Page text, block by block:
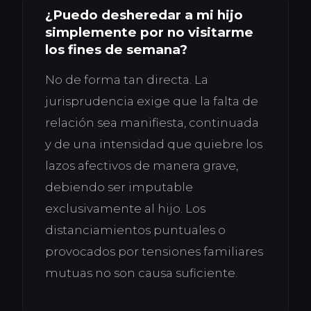
¿Puedo desheredar a mi hijo
simplemente por no visitarme
los fines de semana?
No de forma tan directa. La
jurisprudencia exige que la falta de
relación sea manifiesta, continuada
y de una intensidad que quiebre los
lazos afectivos de manera grave,
debiendo ser imputable
exclusivamente al hijo. Los
distanciamientos puntuales o
provocados por tensiones familiares
mutuas no son causa suficiente.